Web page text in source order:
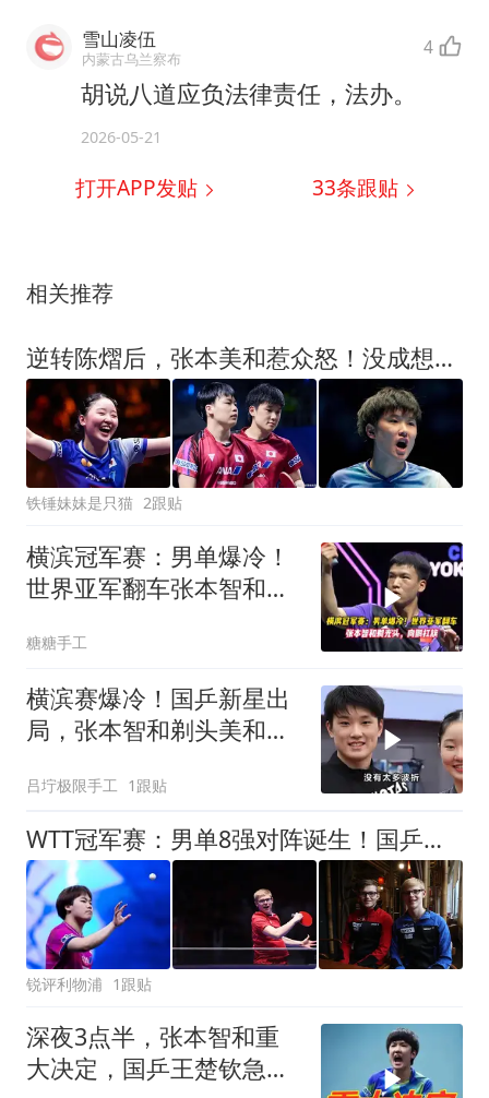
雪山凌伍
内蒙古乌兰察布 4
胡说八道应负法律责任，法办。
2026-05-21
打开APP发贴 33条跟贴
相关推荐
逆转陈熠后，张本美和惹众怒！没成想，却意外揭开张本智和的体面
铁锤妹妹是只猫 2跟贴
横滨冠军赛：男单爆冷！
世界亚军翻车张本智和剃
糖糖手工
横滨赛爆冷！国乒新星出
局，张本智和剃头美和苦
吕坾极限手工 1跟贴
WTT冠军赛：男单8强对阵诞生！国乒全部出局，日本3人韩国2人晋级
锐评利物浦 1跟贴
深夜3点半，张本智和重
大决定，国乒王楚钦急了